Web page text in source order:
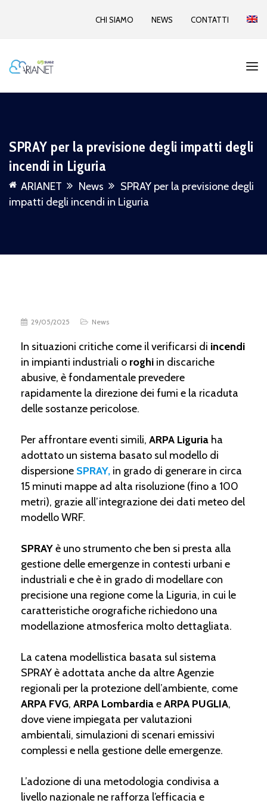
CHI SIAMO NEWS CONTATTI
SPRAY per la previsione degli impatti degli
incendi in Liguria
ARIANET News
SPRAY per la previsione degli
impatti degli incendi in Liguria
29/05/2025 News
In situazioni critiche come il verificarsi di incendi
in impianti industriali o roghi in discariche
abusive, è fondamentale prevedere
rapidamente la direzione dei fumi e la ricaduta
delle sostanze pericolose.
Per affrontare eventi simili, ARPA Liguria ha
adottato un sistema basato sul modello di
dispersione SPRAY, in grado di generare in circa
15 minuti mappe ad alta risoluzione (fino a 100
metri), grazie all’integrazione dei dati meteo del
modello WRF.
SPRAYè uno strumento che ben si presta alla
gestione delle emergenze in contesti urbani e
industriali e che è in grado di modellare con
precisione una regione come la Liguria, in cui le
caratteristiche orografiche richiedono una
modellazione atmosferica molto dettagliata.
La catena modellistica basata sul sistema
SPRAY è adottata anche da altre Agenzie
regionali per la protezione dell’ambiente, come
ARPA FVG, ARPA LombardiaeARPA PUGLIA,
dove viene impiegata per valutazioni
ambientali, simulazioni di scenari emissivi
complessi e nella gestione delle emergenze.
L’adozione di una metodologia condivisa a
livello nazionale ne rafforza l’efficacia e